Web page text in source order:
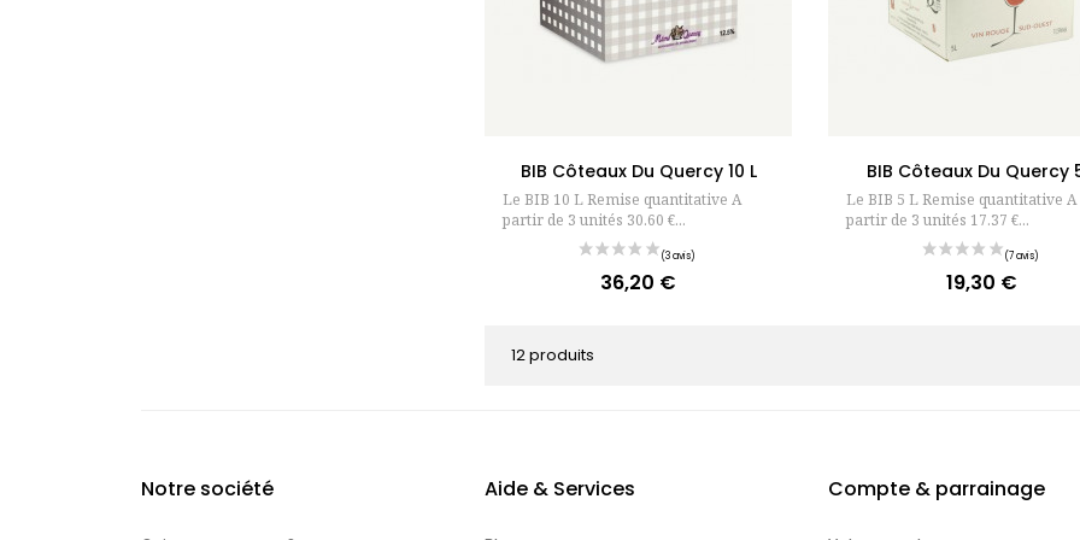
BIB Côteaux Du Quercy 10 L
Le BIB 10 L Remise quantitative A
partir de 3 unités 30.60 €...
Prix
36,20 €
BIB Côteaux Du Quercy
Le BIB 5 L Remise quantitative A
partir de 3 unités 17.37 €...
Prix
19,30 €
12 produits
Notre société Aide & Services Compte & parrainage